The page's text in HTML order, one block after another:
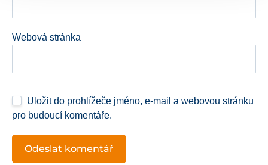
Webová stránka
Uložit do prohlížeče jméno, e-mail a webovou stránku
pro budoucí komentáře.